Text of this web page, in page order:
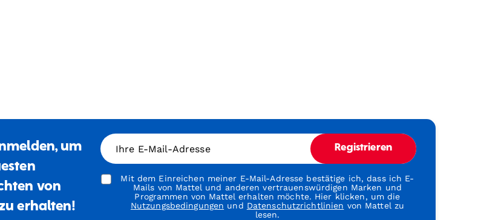
um
von
erhalten!
Ihre E-Mail-Adresse Registrieren
Mit dem Einreichen meiner E-Mail-Adresse bestätige ich, dass ich E-
Mails von Mattel und anderen vertrauenswürdigen Marken und
Programmen von Mattel erhalten möchte. Hier klicken, um die
Nutzungsbedingungen und Datenschutzrichtlinien von Mattel zu
lesen.